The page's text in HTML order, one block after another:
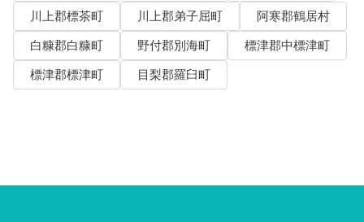
川上郡標茶町
川上郡弟子屈町
阿寒郡鶴居村
白糠郡白糠町
野付郡別海町
標津郡中標津町
標津郡標津町
目梨郡羅臼町